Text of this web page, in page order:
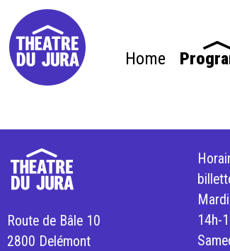
Home
Route de Bâle 10
2800 Delémont
14h-